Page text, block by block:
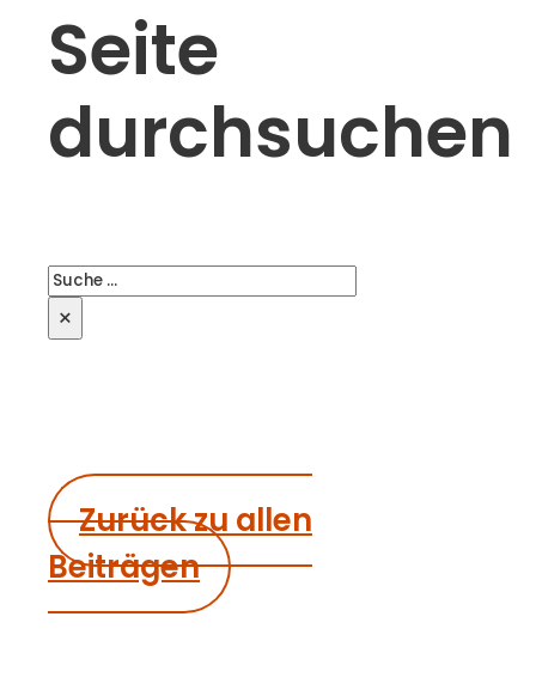
Seite
durchsuchen
Suchen
×
Zurück zu allen
Beiträgen